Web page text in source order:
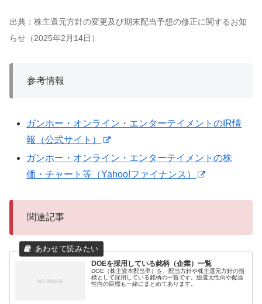
出典：株主還元方針の変更及び期末配当予想の修正に関するお知
らせ（2025年2月14日）
参考情報
ガンホー・オンライン・エンターテイメントのIR情
報（公式サイト）
ガンホー・オンライン・エンターテイメントの株
価・チャート等（Yahoo!ファイナンス）
関連記事
DOEを採用している銘柄（企業）一覧
DOE（株主資本配当率）を、配当方針や株主還元方針の指
標として採用している銘柄の一覧です。総還元性向や配当
性向の目標も一緒にまとめてあります。